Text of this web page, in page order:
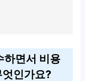
하면서 비용
인가요?